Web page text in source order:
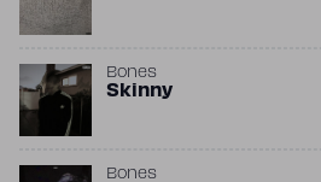
Bones
Skinny
Bones